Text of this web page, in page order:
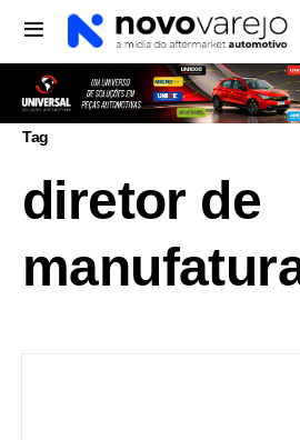
Tag
diretor de